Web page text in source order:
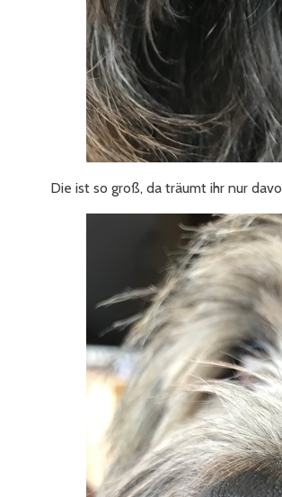
Die ist so groß, da träumt ihr nur